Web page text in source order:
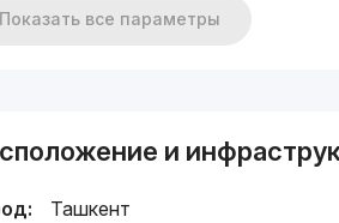
Показать все параметры
и
Ташкент